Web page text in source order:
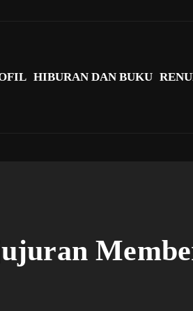
HIBURAN DAN BUKU